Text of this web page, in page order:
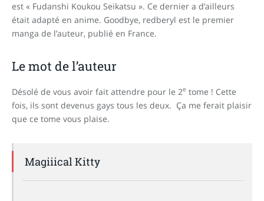
est « Fudanshi Koukou Seikatsu ». Ce dernier a d’ailleurs
était adapté en anime. Goodbye, redberyl est le premier
manga de l’auteur, publié en France.
Le mot de l’auteur
Désolé de vous avoir fait attendre pour le 2e tome ! Cette
fois, ils sont devenus gays tous les deux. Ça me ferait plaisir
que ce tome vous plaise.
Magiiical Kitty